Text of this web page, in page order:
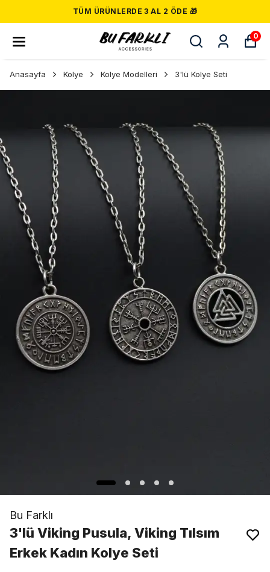
TÜM ÜRÜNLERDE 3 AL 2 ÖDE 🎁
0
Anasayfa Kolye Kolye Modelleri 3'lü Kolye Seti
Bu Farklı
3'lü Viking Pusula, Viking Tılsım
Erkek Kadın Kolye Seti